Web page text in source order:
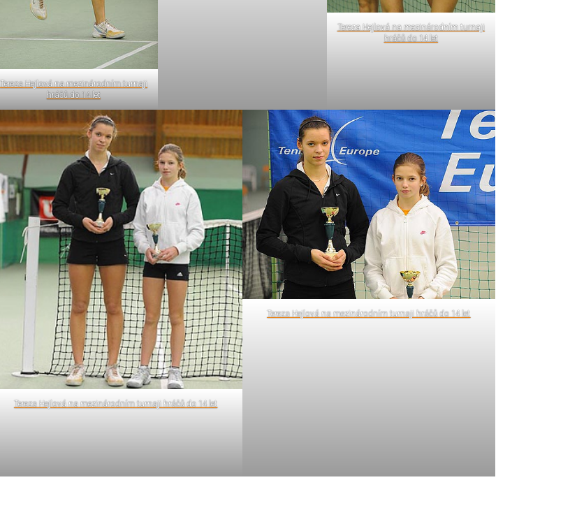
Tereza Hejlová na mezinárodním turnaji
hráčů do 14 let
Tereza Hejlová na mezinárodním turnaji
hráčů do 14 let
Tereza Hejlová na mezinárodním turnaji hráčů do 14 let
Tereza Hejlová na mezinárodním turnaji hráčů do 14 let